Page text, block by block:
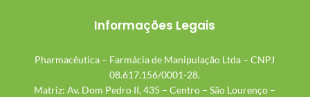
Informações Legais
Pharmacêutica – Farmácia de Manipulação Ltda – CNPJ
08.617.156/0001-28.
Matriz: Av. Dom Pedro II, 435 – Centro – São Lourenço –